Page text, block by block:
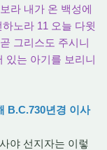
라 내가 온 백성에
노라 11 오늘 다윗
그리스도 주시니
있는 아기를 보리니
B.C.730년경 이사
야 선지자는 이렇